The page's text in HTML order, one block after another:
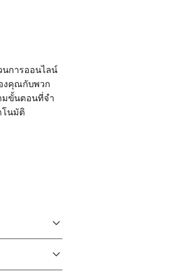
นการออนไลน์
งคุณกับพวก
มขั้นตอนที่จํา
โนมัติ